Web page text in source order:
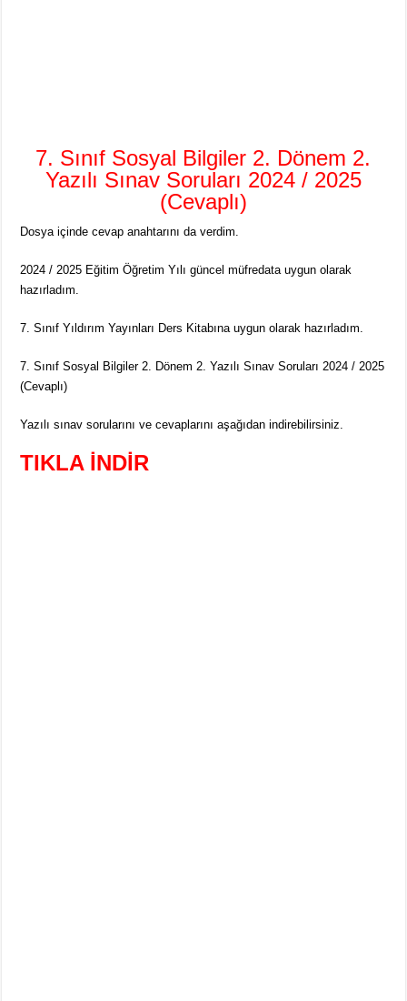
7. Sınıf Sosyal Bilgiler 2. Dönem 2.
Yazılı Sınav Soruları 2024 / 2025
(Cevaplı)
Dosya içinde cevap anahtarını da verdim.
2024 / 2025 Eğitim Öğretim Yılı güncel müfredata uygun olarak
hazırladım.
7. Sınıf Yıldırım Yayınları Ders Kitabına uygun olarak hazırladım.
7. Sınıf Sosyal Bilgiler 2. Dönem 2. Yazılı Sınav Soruları 2024 / 2025
(Cevaplı)
Yazılı sınav sorularını ve cevaplarını aşağıdan indirebilirsiniz.
TIKLA İNDİR